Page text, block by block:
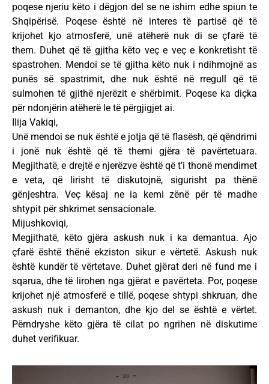
poqese njeriu këto i dëgjon del se ne ishim edhe spiun te
Shqipërisë. Poqese është në interes të partisë që të
krijohet kjo atmosferë, unë atëherë nuk di se çfarë të
them. Duhet që të gjitha këto veç e veç e konkretisht të
spastrohen. Mendoi se të gjitha këto nuk i ndihmojnë as
punës së spastrimit, dhe nuk është në rregull që të
sulmohen të gjithë njerëzit e shërbimit. Poqese ka diçka
për ndonjërin atëherë le të përgjigjet ai.
Ilija Vakiqi,
Unë mendoi se nuk është e jotja që të flasësh, që qëndrimi
i jonë nuk është që të themi gjëra të pavërtetuara.
Megjithatë, e drejtë e njerëzve është që t’i thonë mendimet
e veta, që lirisht të diskutojnë, sigurisht pa thënë
gënjeshtra. Veç kësaj ne ia kemi zënë për të madhe
shtypit për shkrimet sensacionale.
Mijushkoviqi,
Megjithatë, këto gjëra askush nuk i ka demantua. Ajo
çfarë është thënë ekziston sikur e vërtetë. Askush nuk
është kundër të vërtetave. Duhet gjërat deri në fund me i
sqarua, dhe të lirohen nga gjërat e pavërteta. Por, poqese
krijohet një atmosferë e tillë, poqese shtypi shkruan, dhe
askush nuk i demanton, dhe kjo del se është e vërtet.
Përndryshe këto gjëra të cilat po ngrihen në diskutime
duhet verifikuar.